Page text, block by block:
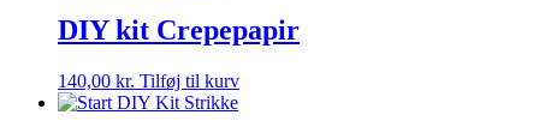
DIY kit Crepepapir
140,00 kr. Tilføj til kurv